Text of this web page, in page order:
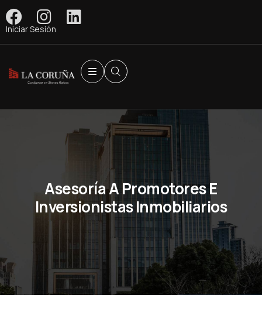
Iniciar Sesión
Asesoría A Promotores E
Inversionistas Inmobiliarios